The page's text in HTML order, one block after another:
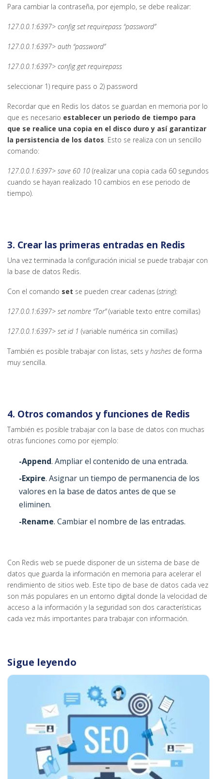
Para cambiar la contraseña, por ejemplo, se debe realizar:
127.0.0.1:6397> config set requirepass “password”
127.0.0.1:6397> auth “password”
127.0.0.1:6397> config get requirepass
seleccionar 1) require pass o 2) password
Recordar que en Redis los datos se guardan en memoria por lo
que es necesario establecer un periodo de tiempo para
que se realice una copia en el disco duro y así garantizar
la persistencia de los datos. Esto se realiza con un sencillo
comando:
127.0.0.1:6397> save 60 10 (realizar una copia cada 60 segundos
cuando se hayan realizado 10 cambios en ese periodo de
tiempo).
3. Crear las primeras entradas en Redis
Una vez terminada la configuración inicial se puede trabajar con
la base de datos Redis.
Con el comando set se pueden crear cadenas (string):
127.0.0.1:6397> set nombre “Tor”(variable texto entre comillas)
127.0.0.1:6397> set id 1 (variable numérica sin comillas)
También es posible trabajar con listas, sets yhashes de forma
muy sencilla.
4. Otros comandos y funciones de Redis
También es posible trabajar con la base de datos con muchas
otras funciones como por ejemplo:
-Append. Ampliar el contenido de una entrada.
-Expire. Asignar un tiempo de permanencia de los
valores en la base de datos antes de que se
eliminen.
-Rename. Cambiar el nombre de las entradas.
Con Redis web se puede disponer de un sistema de base de
datos que guarda la información en memoria para acelerar el
rendimiento de sitios web. Este tipo de base de datos cada vez
son más populares en un entorno digital donde la velocidad de
acceso a la información y la seguridad son dos características
cada vez más importantes para trabajar con información.
Sigue leyendo